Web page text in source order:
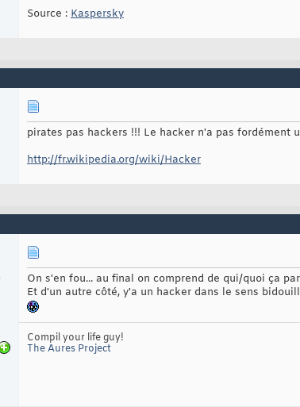
Source : Kaspersky
pirates pas hackers !!! Le hacker n'a pas
http://fr.wikipedia.org/wiki/Hacker
On s'en fou... au final on comprend de qui/quoi ça
Et d'un autre côté, y'a un hacker dans le sens
Compil your life guy!
The Aures Project